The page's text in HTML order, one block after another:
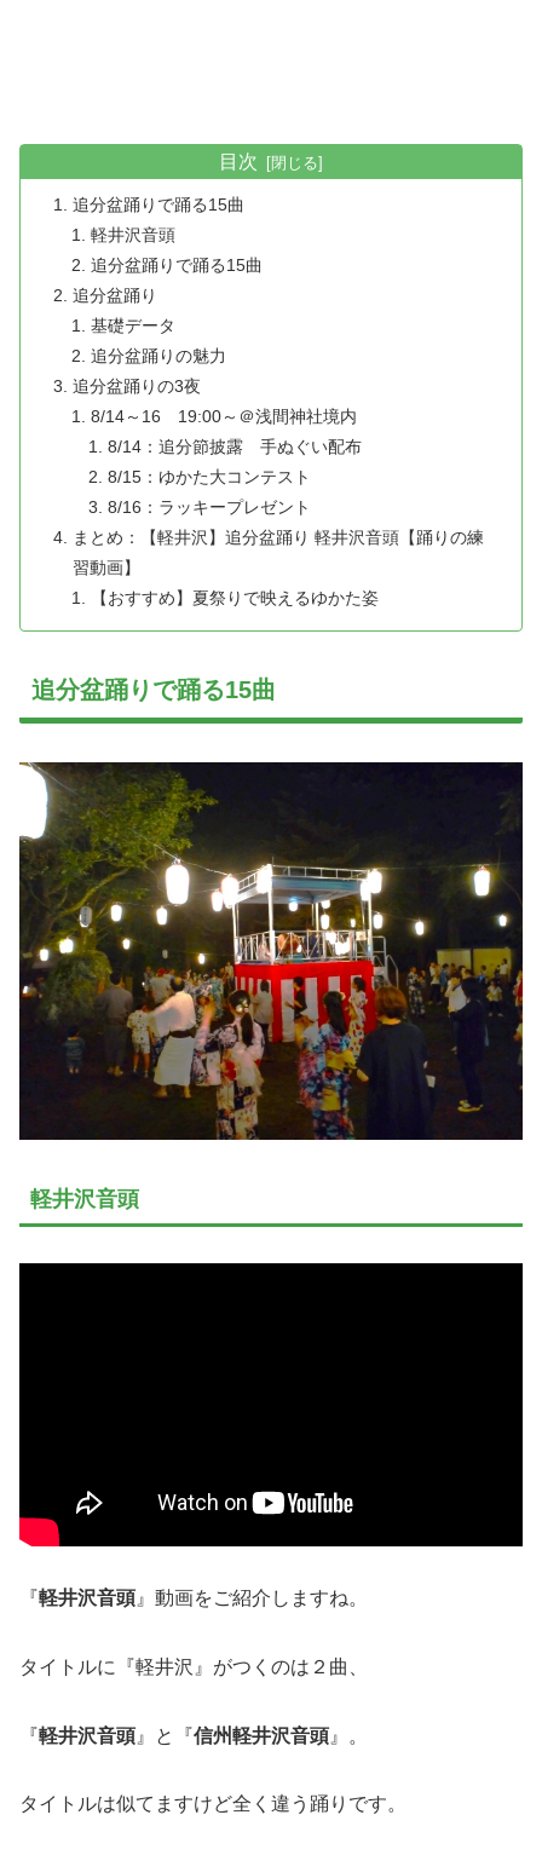
目次
追分盆踊りで踊る15曲
軽井沢音頭
追分盆踊りで踊る15曲
追分盆踊り
基礎データ
追分盆踊りの魅力
追分盆踊りの3夜
8/14～16 19:00～＠浅間神社境内
8/14：追分節披露 手ぬぐい配布
8/15：ゆかた大コンテスト
8/16：ラッキープレゼント
まとめ：【軽井沢】追分盆踊り 軽井沢音頭【踊りの練
習動画】
【おすすめ】夏祭りで映えるゆかた姿
追分盆踊りで踊る15曲
軽井沢音頭
『軽井沢音頭 』動画をご紹介しますね。
タイトルに『軽井沢』がつくのは２曲、
『軽井沢音頭 』と『信州軽井沢音頭 』。
タイトルは似てますけど全く違う踊りです。